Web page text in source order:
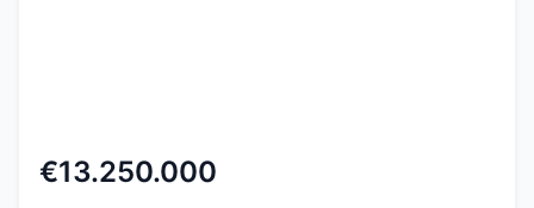
€13.250.000